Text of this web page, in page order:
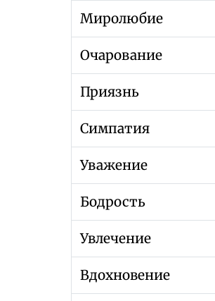
Миролюбие
Очарование
Приязнь
Симпатия
Уважение
Бодрость
Увлечение
Вдохновение